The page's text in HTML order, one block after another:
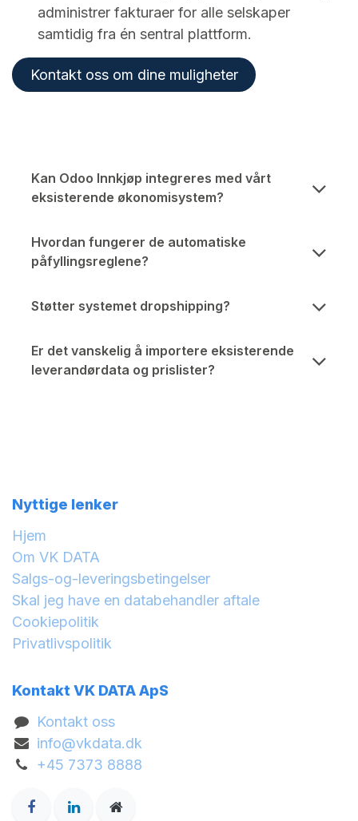
administrer fakturaer for alle selskaper
samtidig fra én sentral plattform.
Kontakt oss om dine muligheter
Kan Odoo Innkjøp integreres med vårt
eksisterende økonomisystem?
Hvordan fungerer de automatiske
påfyllingsreglene?
Støtter systemet dropshipping?
Er det vanskelig å importere eksisterende
leverandørdata og prislister?
Nyttige lenker
Hjem
Om VK DATA
Salgs-og-leveringsbetingelser
Skal jeg have en databehandler aftale
Cookiepolitik
Privatlivspolitik
Kontakt VK DATA ApS
Kontakt oss
info@vkdata.dk
+45 7373 8888